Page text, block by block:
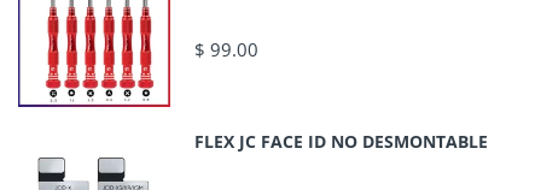
$ 99.00
FLEX JC FACE ID NO DESMONTABLE